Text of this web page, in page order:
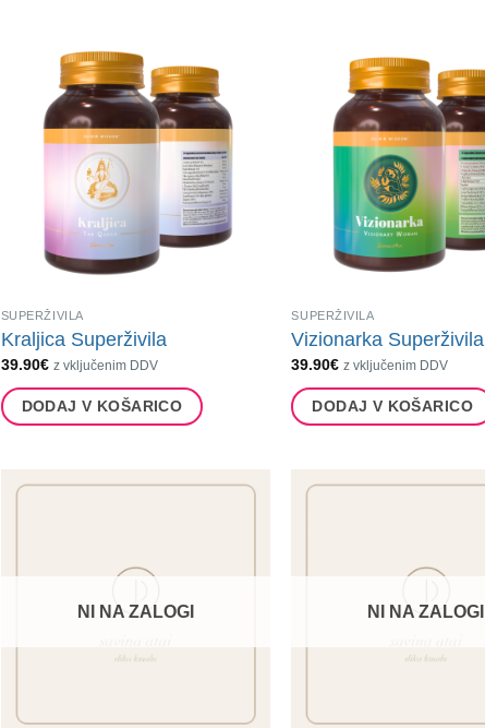
Možnosti
izdelka
SUPERŽIVILA
Kraljica Superživila
39.90€ z vključenim DDV
DODAJ V KOŠARICO
SUPERŽIVILA
Vizionarka Superživila
39.90€ z vključenim DDV
DODAJ V KOŠARICO
NI NA ZALOGI NI NA ZALOGI